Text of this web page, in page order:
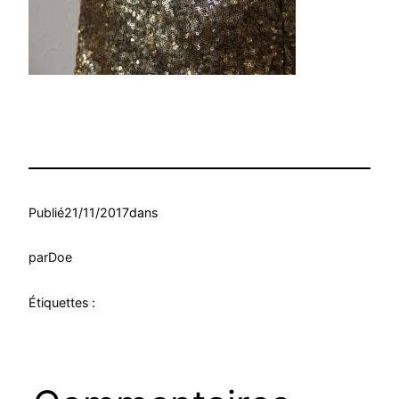
Publié21/11/2017dans
parDoe
Étiquettes :